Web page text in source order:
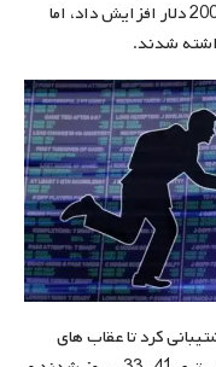
های بعدی دیده شد که شرط بندی را به 200000 دلار افزایش داد، اما
شدند.
کرد تا عقاب های